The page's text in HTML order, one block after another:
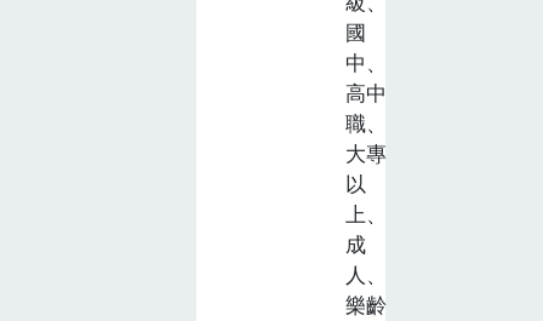
國
中、
高中
職、
大專
以
上、
成
人、
樂齡